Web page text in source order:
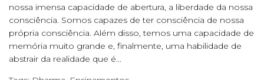
nossa imensa capacidade de abertura, a liberdade da nossa
consciência. Somos capazes de ter consciência de nossa
própria consciência. Além disso, temos uma capacidade de
memória muito grande e, finalmente, uma habilidade de
abstrair da realidade que é...